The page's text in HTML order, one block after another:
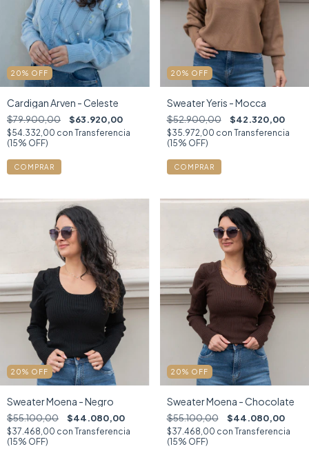
20% OFF
Cardigan Arven - Celeste
$79.900,00 $63.920,00
$54.332,00 con Transferencia
(15% OFF)
COMPRAR
20% OFF
Sweater Yeris - Mocca
$52.900,00 $42.320,00
$35.972,00 con Transferencia
(15% OFF)
COMPRAR
20% OFF
Sweater Moena - Negro
$55.100,00 $44.080,00
$37.468,00 con Transferencia
(15% OFF)
20% OFF
Sweater Moena - Chocolate
$55.100,00 $44.080,00
$37.468,00 con Transferencia
(15% OFF)